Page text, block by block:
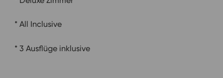
* All Inclusive
* 3 Ausflüge inklusive